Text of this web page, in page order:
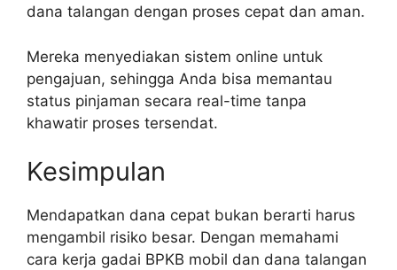
dana talangan dengan proses cepat dan aman.
Mereka menyediakan sistem online untuk
pengajuan, sehingga Anda bisa memantau
status pinjaman secara real-time tanpa
khawatir proses tersendat.
Kesimpulan
Mendapatkan dana cepat bukan berarti harus
mengambil risiko besar. Dengan memahami
cara kerja gadai BPKB mobil dan dana talangan